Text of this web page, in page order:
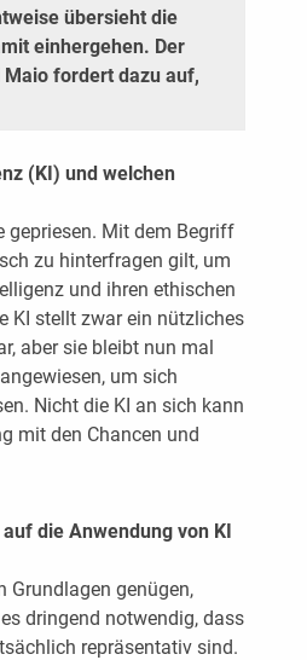
übersieht die
einhergehen. Der
fordert dazu auf,
(KI) und welchen
gepriesen. Mit dem Begriff
zu hinterfragen gilt, um
und ihren ethischen
KI stellt zwar ein nützliches
aber sie bleibt nun mal
um sich
Nicht die KI an sich kann
mit den Chancen und
die Anwendung von KI
Grundlagen genügen,
dringend notwendig, dass
repräsentativ sind.